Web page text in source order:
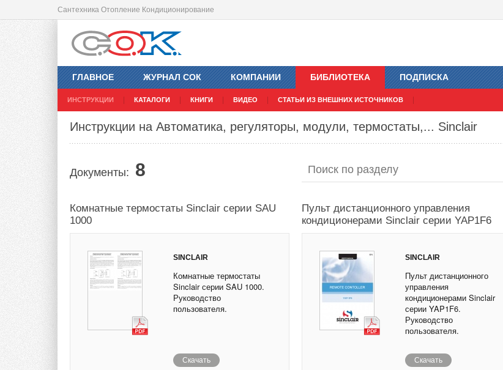
Сантехника Отопление Кондиционирование
ГЛАВНОЕ ЖУРНАЛ СОК КОМПАНИИ БИБЛИОТЕКА
ИНСТРУКЦИИ КАТАЛОГИ КНИГИ ВИДЕО СТАТЬИ ИЗ ВНЕШНИХ ИСТОЧНИКОВ
ПОДПИСКА
Инструкции на Автоматика, регуляторы, модули, термостаты,... Sinclair
Документы: 8
Комнатные термостаты Sinclair серии SAU
1000
SINCLAIR
Комнатные термостаты
Sinclair серии SAU 1000.
Руководство
пользователя.
Скачать
Пульт дистанционного управления
кондиционерами Sinclair серии YAP1F6
SINCLAIR
Пульт дистанционного
управления
кондиционерами Sinclair
серии YAP1F6.
Руководство
пользователя.
Скачать